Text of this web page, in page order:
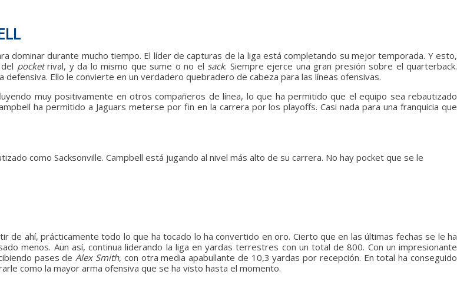
dominar durante mucho tiempo. El líder de capturas de la liga está completando su mejor temporada. Y esto,
pocketrival, y da lo mismo que sume o no el sack. Siempre ejerce una gran presión sobre el quarterback.
Ello le convierte en un verdadero quebradero de cabeza para las líneas ofensivas.
muy positivamente en otros compañeros de línea, lo que ha permitido que el equipo sea rebautizado
ha permitido a Jaguars meterse por fin en la carrera por los playoffs. Casi nada para una franquicia que
como Sacksonville. Campbell está jugando al nivel más alto de su carrera. No hay pocket que se le
de ahí, prácticamente todo lo que ha tocado lo ha convertido en oro. Cierto que en las últimas fechas se le ha
menos. Aun así, continua liderando la liga en yardas terrestres con un total de 800. Con un impresionante
pases deAlex Smith, con otra media apabullante de 10,3 yardas por recepción. En total ha conseguido
como la mayor arma ofensiva que se ha visto hasta el momento.